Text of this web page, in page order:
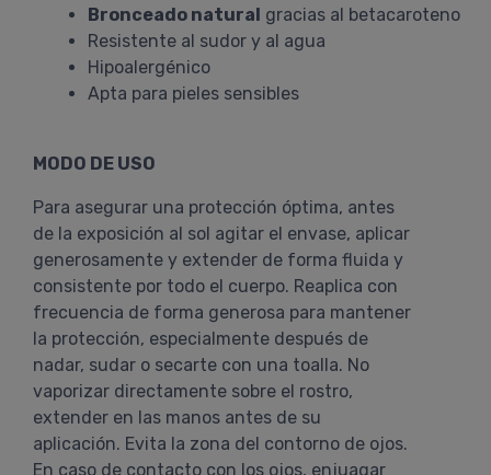
Bronceado natural gracias al betacaroteno
Resistente al sudor y al agua
Hipoalergénico
Apta para pieles sensibles
MODO DE USO
Para asegurar una protección óptima, antes
de la exposición al sol agitar el envase, aplicar
generosamente y extender de forma fluida y
consistente por todo el cuerpo. Reaplica con
frecuencia de forma generosa para mantener
la protección, especialmente después de
nadar, sudar o secarte con una toalla. No
vaporizar directamente sobre el rostro,
extender en las manos antes de su
aplicación. Evita la zona del contorno de ojos.
En caso de contacto con los ojos, enjuagar